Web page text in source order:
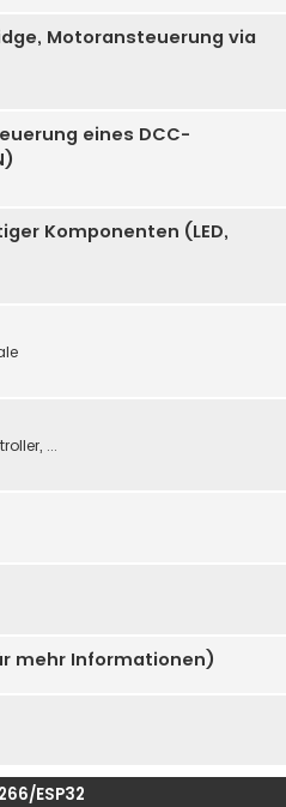
Motoransteuerung via
eines DCC-
Komponenten (LED,
...
mehr Informationen)
ESP32